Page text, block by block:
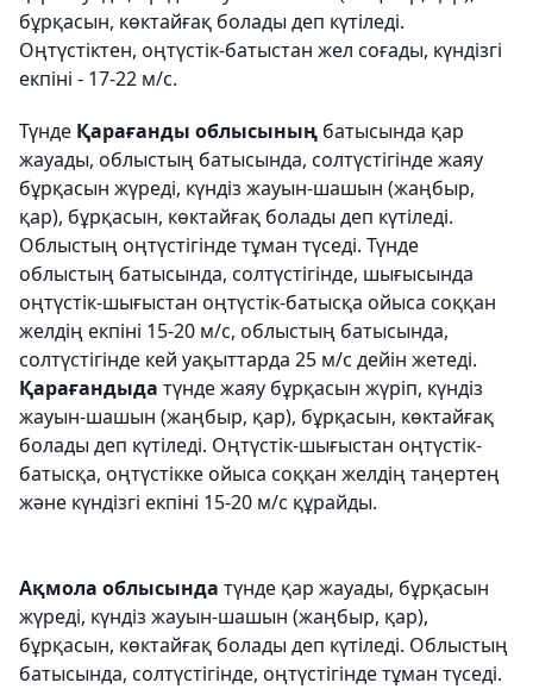
бұрқасын, көктайғақ болады деп күтіледі.
Оңтүстіктен, оңтүстік-батыстан жел соғады, күндізгі
екпіні - 17-22 м/с.
Түнде Қарағанды облысының батысында қар
жауады, облыстың батысында, солтүстігінде жаяу
бұрқасын жүреді, күндіз жауын-шашын (жаңбыр,
қар), бұрқасын, көктайғақ болады деп күтіледі.
Облыстың оңтүстігінде тұман түседі. Түнде
облыстың батысында, солтүстігінде, шығысында
оңтүстік-шығыстан оңтүстік-батысқа ойыса соққан
желдің екпіні 15-20 м/с, облыстың батысында,
солтүстігінде кей уақыттарда 25 м/с дейін жетеді.
Қарағандыда түнде жаяу бұрқасын жүріп, күндіз
жауын-шашын (жаңбыр, қар), бұрқасын, көктайғақ
болады деп күтіледі. Оңтүстік-шығыстан оңтүстік-
батысқа, оңтүстікке ойыса соққан желдің таңертең
және күндізгі екпіні 15-20 м/с құрайды.
Ақмола облысында түнде қар жауады, бұрқасын
жүреді, күндіз жауын-шашын (жаңбыр, қар),
бұрқасын, көктайғақ болады деп күтіледі. Облыстың
батысында, солтүстігінде, оңтүстігінде тұман түседі.